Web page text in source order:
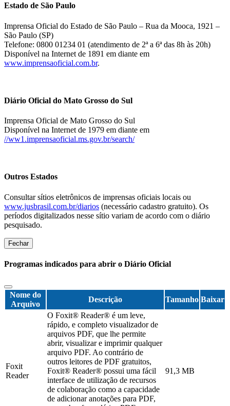
Estado de São Paulo
Imprensa Oficial do Estado de São Paulo – Rua da Mooca, 1921 –
São Paulo (SP)
Telefone: 0800 01234 01 (atendimento de 2ª a 6ª das 8h às 20h)
Disponível na Internet de 1891 em diante em
www.imprensaoficial.com.br.
Diário Oficial do Mato Grosso do Sul
Imprensa Oficial de Mato Grosso do Sul
Disponível na Internet de 1979 em diante em
//ww1.imprensaoficial.ms.gov.br/search/
Outros Estados
Consultar sítios eletrônicos de imprensas oficiais locais ou
www.jusbrasil.com.br/diarios (necessário cadastro gratuito). Os
períodos digitalizados nesse sítio variam de acordo com o diário
pesquisado.
Fechar
Programas indicados para abrir o Diário Oficial
Nome do
Arquivo
Descrição Tamanho Baixar
Foxit
Reader
O Foxit® Reader® é um leve,
rápido, e completo visualizador de
arquivos PDF, que lhe permite
abrir, visualizar e imprimir qualquer
arquivo PDF. Ao contrário de
outros leitores de PDF gratuitos,
Foxit® Reader® possui uma fácil
interface de utilização de recursos
de colaboração como a capacidade
de adicionar anotações para PDF,
91,3 MB